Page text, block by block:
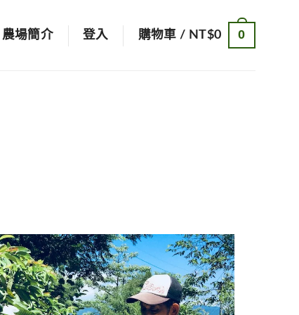
農場簡介 登入 購物車 / NT$0 0